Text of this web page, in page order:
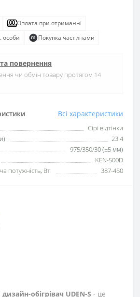
Всі характеристики
Сірі відтінки
23.4
975/350/30 (±5 мм)
KEN-500D
потужність, Вт:
387-450
Оплата при отриманні
особи
Покупка частинами
повернення
чи обмін товару протягом 14
обігрівач UDEN-S - це